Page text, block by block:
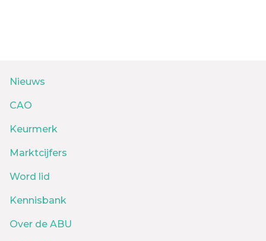
Nieuws
CAO
Keurmerk
Marktcijfers
Word lid
Kennisbank
Over de ABU